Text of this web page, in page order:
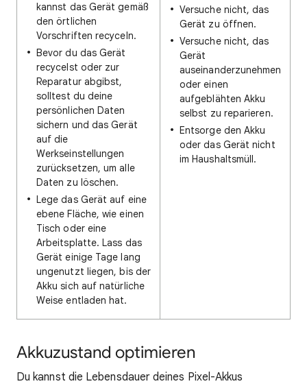
kannst das Gerät gemäß
den örtlichen
Vorschriften recyceln.
Bevor du das Gerät
recycelst oder zur
Reparatur abgibst,
solltest du deine
persönlichen Daten
sichern und das Gerät
auf die
Werkseinstellungen
zurücksetzen, um alle
Daten zu löschen.
Lege das Gerät auf eine
ebene Fläche, wie einen
Tisch oder eine
Arbeitsplatte. Lass das
Gerät einige Tage lang
ungenutzt liegen, bis der
Akku sich auf natürliche
Weise entladen hat.
Versuche nicht, das
Gerät zu öffnen.
Versuche nicht, das
Gerät
auseinanderzunehmen
oder einen
aufgeblähten Akku
selbst zu reparieren.
Entsorge den Akku
oder das Gerät nicht
im Haushaltsmüll.
Akkuzustand optimieren
Du kannst die Lebensdauer deines Pixel-Akkus